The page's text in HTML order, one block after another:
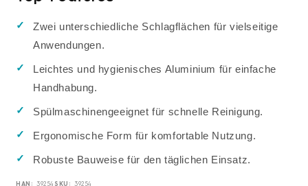
Zwei unterschiedliche Schlagflächen für vielseitige
Anwendungen.
Leichtes und hygienisches Aluminium für einfache
Handhabung.
Spülmaschinengeeignet für schnelle Reinigung.
Ergonomische Form für komfortable Nutzung.
Robuste Bauweise für den täglichen Einsatz.
HAN: 39254SKU: 39254